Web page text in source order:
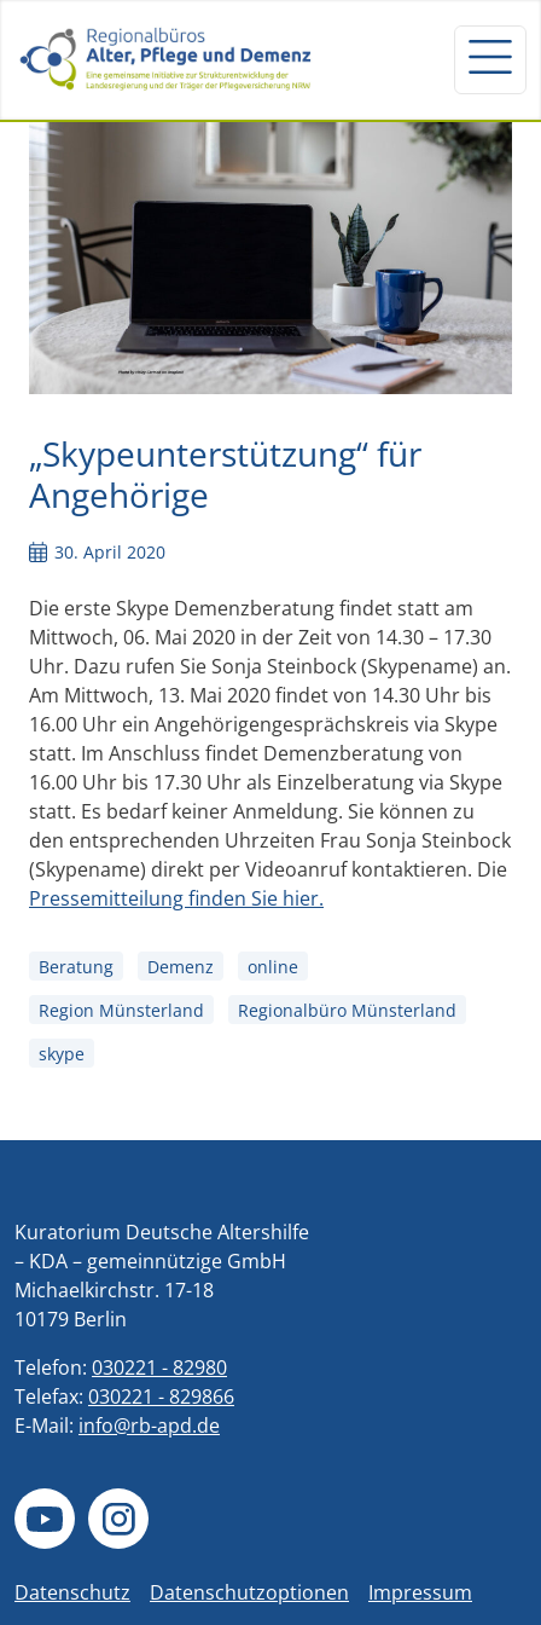
„Skypeunterstützung“ für
Angehörige
30. April 2020
Die erste Skype Demenzberatung findet statt am
Mittwoch, 06. Mai 2020 in der Zeit von 14.30 – 17.30
Uhr. Dazu rufen Sie Sonja Steinbock (Skypename) an.
Am Mittwoch, 13. Mai 2020 findet von 14.30 Uhr bis
16.00 Uhr ein Angehörigengesprächskreis via Skype
statt. Im Anschluss findet Demenzberatung von
16.00 Uhr bis 17.30 Uhr als Einzelberatung via Skype
statt. Es bedarf keiner Anmeldung. Sie können zu
den entsprechenden Uhrzeiten Frau Sonja Steinbock
(Skypename) direkt per Videoanruf kontaktieren. Die
Pressemitteilung finden Sie hier.
Beratung Demenz
online
Region Münsterland
Regionalbüro Münsterland
skype
Kuratorium Deutsche Altershilfe
– KDA – gemeinnützige GmbH
Michaelkirchstr. 17-18
10179 Berlin
Telefon: 030221 - 82980
Telefax: 030221 - 829866
E-Mail: info@rb-apd.de
Datenschutz Datenschutzoptionen Impressum